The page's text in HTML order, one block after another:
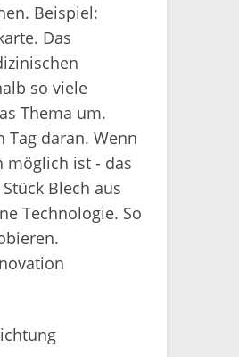
Beispiel:
Das
so viele
Thema um.
daran. Wenn
möglich ist - das
Blech aus
Technologie. So